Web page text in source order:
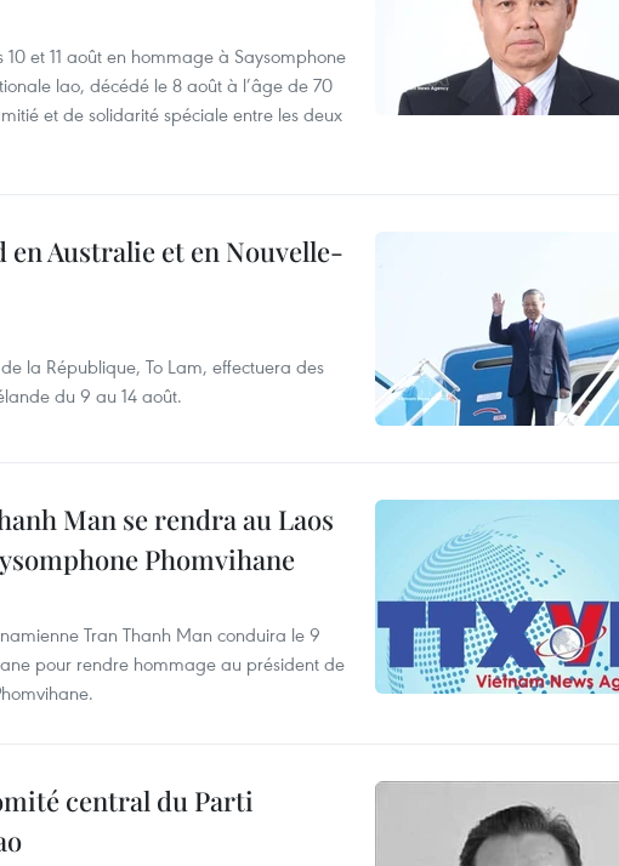
et 11 août en hommage à Saysomphone
lao, décédé le 8 août à l’âge de 70
et de solidarité spéciale entre les deux
Australie et en Nouvelle-
la République, To Lam, effectuera des
du 9 au 14 août.
Man se rendra au Laos
Phomvihane
Tran Thanh Man conduira le 9
pour rendre hommage au président de
central du Parti